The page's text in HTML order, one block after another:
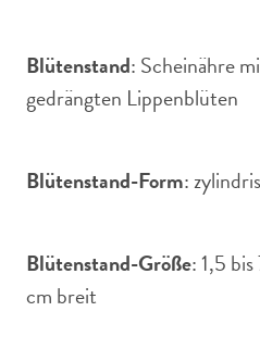
Blütenstand: Scheinähre
gedrängten Lippenblüten
Blütenstand-Form:
Blütenstand-Größe: 1,5
cm breit